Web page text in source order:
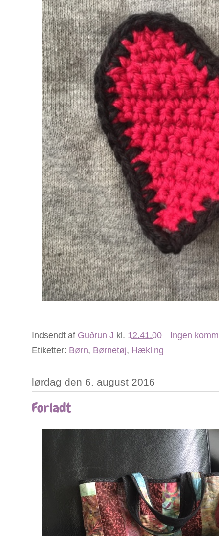
Indsendt af Guðrun J kl. 12.41.00
Ingen
Etiketter: Børn, Børnetøj, Hækling
lørdag den 6. august 2016
Forladt